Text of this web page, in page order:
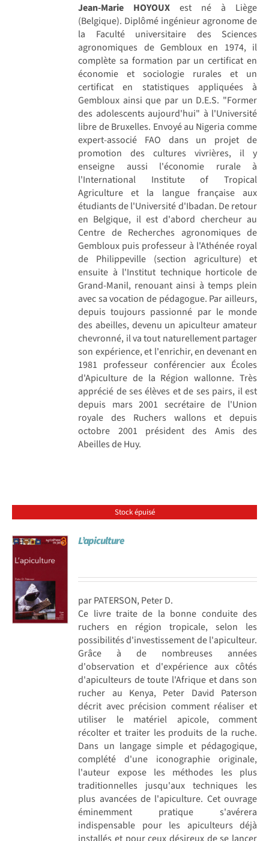
Jean-Marie HOYOUX est né à Liège
(Belgique). Diplômé ingénieur agronome de
la Faculté universitaire des Sciences
agronomiques de Gembloux en 1974, il
complète sa formation par un certificat en
économie et sociologie rurales et un
certificat en statistiques appliquées à
Gembloux ainsi que par un D.E.S. "Former
des adolescents aujourd'hui" à l'Université
libre de Bruxelles. Envoyé au Nigeria comme
expert-associé FAO dans un projet de
promotion des cultures vivrières, il y
enseigne aussi l'économie rurale à
l'International Institute of Tropical
Agriculture et la langue française aux
étudiants de l'Université d'Ibadan. De retour
en Belgique, il est d'abord chercheur au
Centre de Recherches agronomiques de
Gembloux puis professeur à l'Athénée royal
de Philippeville (section agriculture) et
ensuite à l'Institut technique horticole de
Grand-Manil, renouant ainsi à temps plein
avec sa vocation de pédagogue. Par ailleurs,
depuis toujours passionné par le monde
des abeilles, devenu un apiculteur amateur
chevronné, il va tout naturellement partager
son expérience, et l'enrichir, en devenant en
1981 professeur conférencier aux Écoles
d'Apiculture de la Région wallonne. Très
apprécié de ses élèves et de ses pairs, il est
depuis mars 2001 secrétaire de l'Union
royale des Ruchers wallons et depuis
octobre 2001 président des Amis des
Abeilles de Huy.
Stock épuisé
L’apiculture
par PATERSON, Peter D.
Ce livre traite de la bonne conduite des
ruchers en région tropicale, selon les
possibilités d'investissement de l'apiculteur.
Grâce à de nombreuses années
d'observation et d'expérience aux côtés
d'apiculteurs de toute l'Afrique et dans son
rucher au Kenya, Peter David Paterson
décrit avec précision comment réaliser et
utiliser le matériel apicole, comment
récolter et traiter les produits de la ruche.
Dans un langage simple et pédagogique,
complété d'une iconographie originale,
l'auteur expose les méthodes les plus
traditionnelles jusqu'aux techniques les
plus avancées de l'apiculture. Cet ouvrage
éminemment pratique s'avérera
indispensable pour les apiculteurs déjà